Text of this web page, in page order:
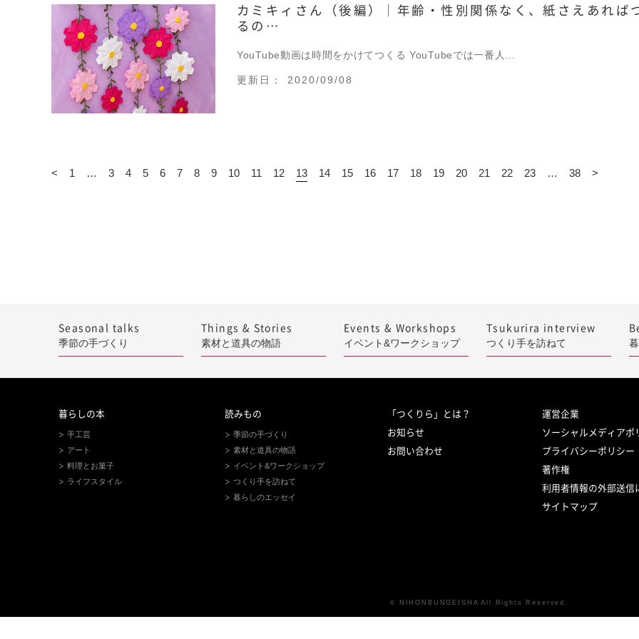
カミキィさん（後編）｜年齢・性別関係なく、紙さえあれば
るの…
YouTube動画は時間をかけてつくる YouTubeでは一番人…
更新日： 2020/09/08
< 1 … 3 4 5 6 7 8 9 10 11 12 13 14 15 16 17 18 19 20 21 22 23 … 38 >
Seasonal talks
季節の手づくり
Things & Stories
素材と道具の物語
Events & Workshops
イベント&ワークショップ
Tsukurira interview
つくり手を訪ねて
暮らしの本
手工芸
アート
料理とお菓子
ライフスタイル
読みもの
季節の手づくり
素材と道具の物語
イベント&ワークショップ
つくり手を訪ねて
暮らしのエッセイ
「つくりら」とは？
お知らせ
お問い合わせ
運営企業
ソーシャルメディアポ
プライバシーポリシー
著作権
利用者情報の外部送信
サイトマップ
© NIHONBUNGEISHA All Rights Reserved.